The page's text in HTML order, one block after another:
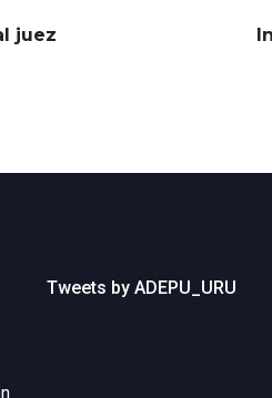
juez
Tweets by ADEPU_URU